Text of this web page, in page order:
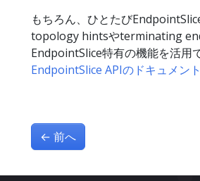
もちろん、ひとたび
topology hintsやterminating
EndpointSlice特有の機能を活用
EndpointSlice APIのドキュメント
← 前へ